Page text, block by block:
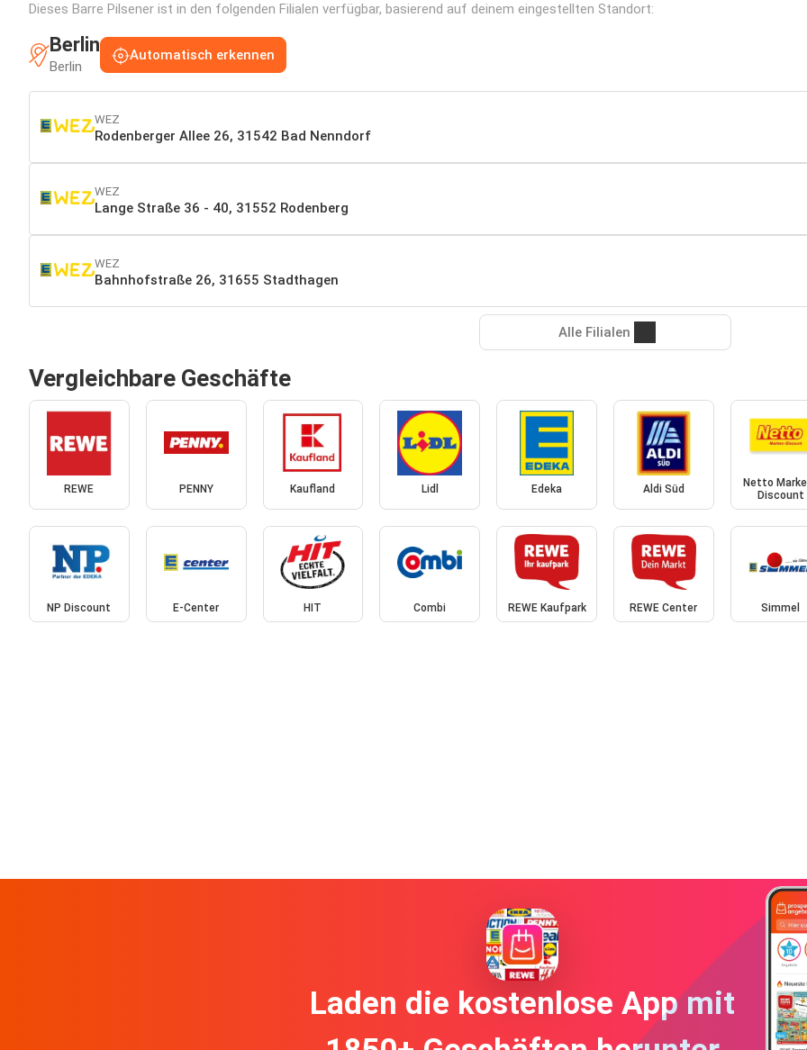
Dieses Barre Pilsener ist in den folgenden Filialen verfügbar, basierend auf deinem eingestellten Standort:
Berlin
Berlin
Automatisch erkennen
WEZ
Rodenberger Allee 26, 31542 Bad Nenndorf
WEZ
Lange Straße 36 - 40, 31552 Rodenberg
WEZ
Bahnhofstraße 26, 31655 Stadthagen
Alle Filialen
Vergleichbare Geschäfte
REWE PENNY Kaufland Lidl Edeka Aldi Süd
Netto
Discount
NP Discount E-Center HIT Combi REWE Kaufpark REWE Center Simmel
Laden die kostenlose App mit